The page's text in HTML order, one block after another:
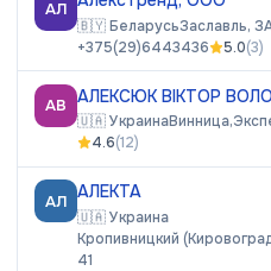
АЛ
🇧🇾БеларусьЗаславль,
+375(29)6443436
5.0(3)
АВ АЛЕКСЮК ВІКТОР
🇺🇦УкраинаВинница,
4.6(12)
АЛ АЛЕКТА
🇺🇦Украина
Кропивницкий
41